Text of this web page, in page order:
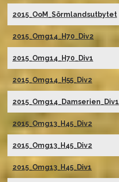
2015_OoM_Sörmlandsutbytet
2015_Omg14_H70_Div2
2015_Omg14_H70_Div1
2015_Omg14_H55_Div2
2015_Omg14_Damserien_Div1
2015_Omg13_H45_Div2
2015_Omg13_H45_Div2
2015_Omg13_H45_Div1